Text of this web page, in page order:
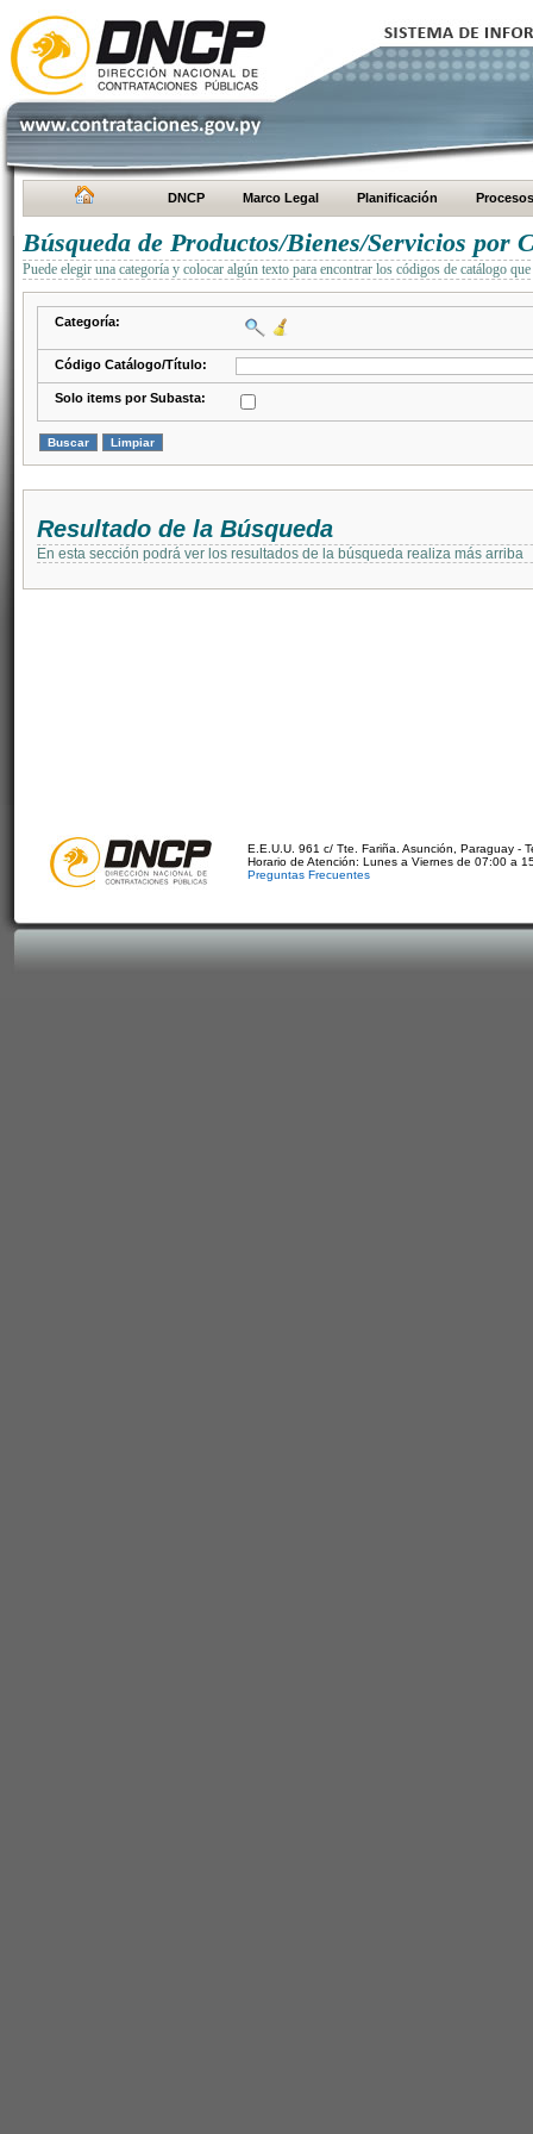
DNCP Marco Legal Planificación Procesos
Búsqueda de Productos/Bienes/Servicios por
Puede elegir una categoría y colocar algún texto para encontrar los códigos de catálogo
Categoría:
Código Catálogo/Título:
Solo items por Subasta:
Resultado de la Búsqueda
En esta sección podrá ver los resultados de la búsqueda realiza más arriba
E.E.U.U. 961 c/ Tte. Fariña. Asunción, Paraguay -
Horario de Atención: Lunes a Viernes de 07:00 a
Preguntas Frecuentes